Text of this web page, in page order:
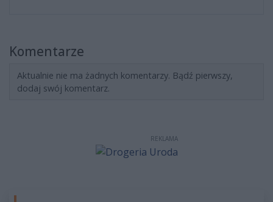
Komentarze
Aktualnie nie ma żadnych komentarzy. Bądź pierwszy,
dodaj swój komentarz.
REKLAMA